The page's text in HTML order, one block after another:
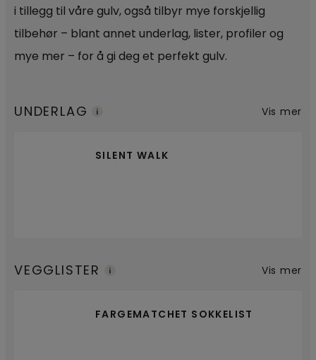
i tillegg til våre gulv, også tilbyr mye forskjellig
tilbehør – blant annet underlag, lister, profiler og
mye mer – for å gi deg et perfekt gulv.
UNDERLAG
SILENT WALK
Vis mer
VEGGLISTER
FARGEMATCHET SOKKELIST
Vis mer